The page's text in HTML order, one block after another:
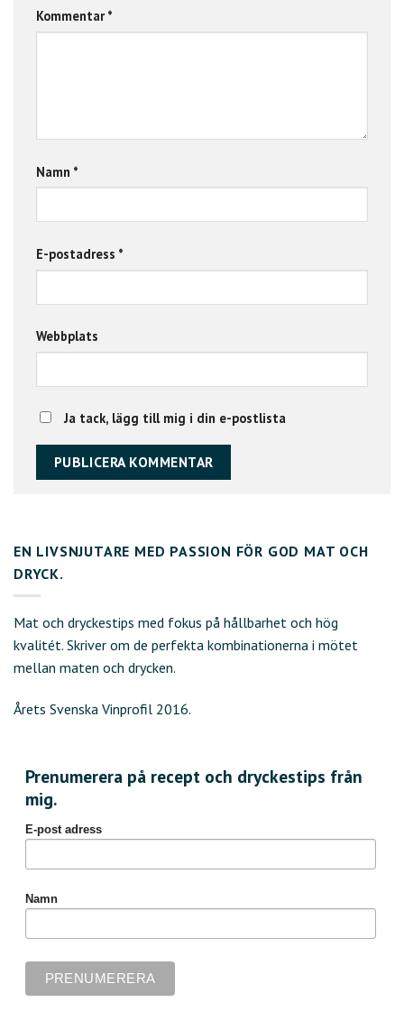
Kommentar*
Namn *
E-postadress *
Webbplats
Ja tack, lägg till mig i din e-postlista
EN LIVSNJUTARE MED PASSION FÖR GOD MAT OCH
DRYCK.
Mat och dryckestips med fokus på hållbarhet och hög
kvalitét. Skriver om de perfekta kombinationerna i mötet
mellan maten och drycken.
Årets Svenska Vinprofil 2016.
Prenumerera på recept och dryckestips från
mig.
E-post adress
Namn